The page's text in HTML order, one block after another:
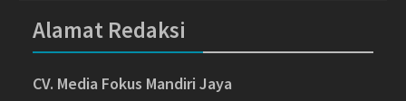
Alamat Redaksi
CV. Media Fokus Mandiri Jaya